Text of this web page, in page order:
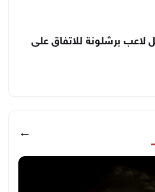
لاعب برشلونة للاتفاق على
←